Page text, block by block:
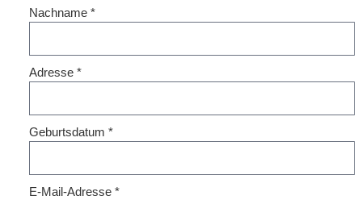
Nachname *
Adresse *
Geburtsdatum *
E-Mail-Adresse *